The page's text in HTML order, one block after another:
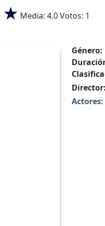
Media: 4.0Votos: 1
Género:
Director:
Actores: